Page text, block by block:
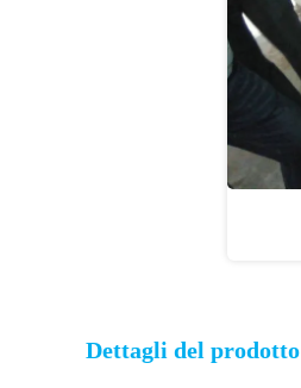
Dettagli del prodotto